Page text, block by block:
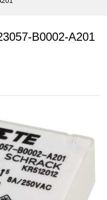
B0002-A201